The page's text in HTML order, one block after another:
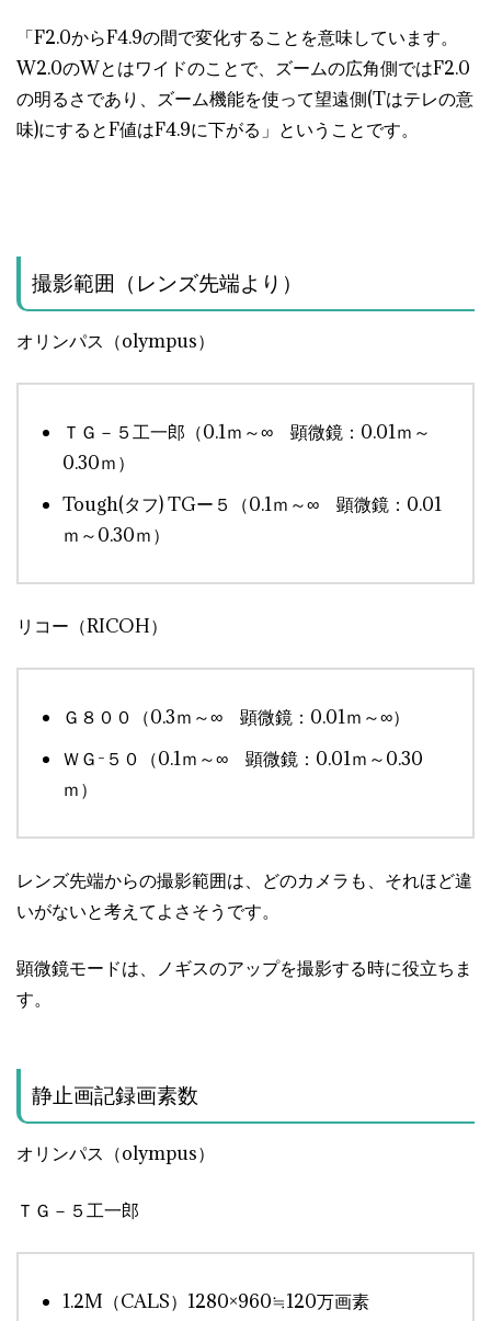
「F2.0からF4.9の間で変化することを意味しています。
W2.0のWとはワイドのことで、ズームの広角側ではF2.0
の明るさであり、ズーム機能を使って望遠側(Tはテレの意
味)にするとF値はF4.9に下がる」ということです。
撮影範囲（レンズ先端より）
オリンパス（olympus）
ＴＧ－５工一郎（0.1ｍ～∞ 顕微鏡：0.01ｍ～
0.30ｍ）
Tough(タフ) TGー５（0.1ｍ～∞ 顕微鏡：0.01
ｍ～0.30ｍ）
リコー（RICOH）
Ｇ８００（0.3ｍ～∞ 顕微鏡：0.01ｍ～∞）
ＷＧ-５０（0.1ｍ～∞ 顕微鏡：0.01ｍ～0.30
ｍ）
レンズ先端からの撮影範囲は、どのカメラも、それほど違
いがないと考えてよさそうです。
顕微鏡モードは、ノギスのアップを撮影する時に役立ちま
す。
静止画記録画素数
オリンパス（olympus）
ＴＧ－５工一郎
1.2M（CALS）1280×960≒120万画素